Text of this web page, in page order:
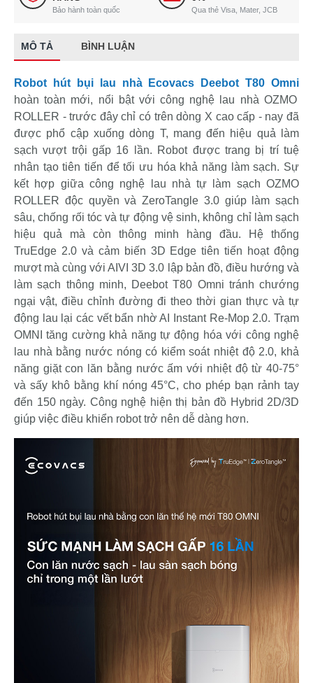
Bảo hành toàn quốc Qua thẻ Visa, Mater, JCB
MÔ TẢ BÌNH LUẬN
Robot hút bụi lau nhà Ecovacs Deebot T80 Omni
hoàn toàn mới, nổi bật với công nghệ lau nhà OZMO
ROLLER - trước đây chỉ có trên dòng X cao cấp - nay đã
được phổ cập xuống dòng T, mang đến hiệu quả làm
sạch vượt trội gấp 16 lần. Robot được trang bị trí tuệ
nhân tạo tiên tiến để tối ưu hóa khả năng làm sạch. Sự
kết hợp giữa công nghệ lau nhà tự làm sạch OZMO
ROLLER độc quyền và ZeroTangle 3.0 giúp làm sạch
sâu, chống rối tóc và tự động vệ sinh, không chỉ làm sạch
hiệu quả mà còn thông minh hàng đầu. Hệ thống
TruEdge 2.0 và cảm biến 3D Edge tiên tiến hoạt động
mượt mà cùng với AIVI 3D 3.0 lập bản đồ, điều hướng và
làm sạch thông minh, Deebot T80 Omni tránh chướng
ngại vật, điều chỉnh đường đi theo thời gian thực và tự
động lau lại các vết bẩn nhờ AI Instant Re-Mop 2.0. Trạm
OMNI tăng cường khả năng tự động hóa với công nghệ
lau nhà bằng nước nóng có kiểm soát nhiệt độ 2.0, khả
năng giặt con lăn bằng nước ấm với nhiệt độ từ 40-75°
và sấy khô bằng khí nóng 45°C, cho phép bạn rảnh tay
đến 150 ngày. Công nghệ hiện thị bản đồ Hybrid 2D/3D
giúp việc điều khiển robot trở nên dễ dàng hơn.